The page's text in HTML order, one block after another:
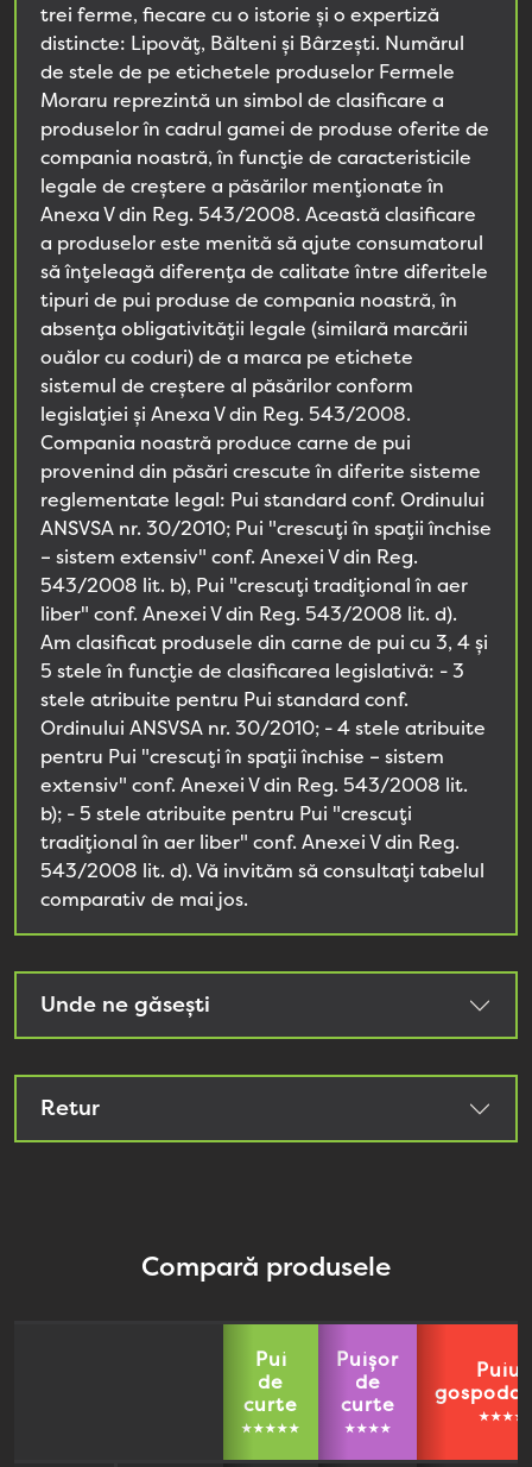
trei ferme, fiecare cu o istorie și o expertiză
distincte: Lipovăț, Bălteni și Bârzești. Numărul
de stele de pe etichetele produselor Fermele
Moraru reprezintă un simbol de clasificare a
produselor în cadrul gamei de produse oferite de
compania noastră, în funcție de caracteristicile
legale de creștere a păsărilor menționate în
Anexa V din Reg. 543/2008. Această clasificare
a produselor este menită să ajute consumatorul
să înțeleagă diferența de calitate între diferitele
tipuri de pui produse de compania noastră, în
absența obligativității legale (similară marcării
ouălor cu coduri) de a marca pe etichete
sistemul de creștere al păsărilor conform
legislației și Anexa V din Reg. 543/2008.
Compania noastră produce carne de pui
provenind din păsări crescute în diferite sisteme
reglementate legal: Pui standard conf. Ordinului
ANSVSA nr. 30/2010; Pui "crescuți în spații închise
– sistem extensiv" conf. Anexei V din Reg.
543/2008 lit. b), Pui "crescuți tradițional în aer
liber" conf. Anexei V din Reg. 543/2008 lit. d).
Am clasificat produsele din carne de pui cu 3, 4 și
5 stele în funcție de clasificarea legislativă: - 3
stele atribuite pentru Pui standard conf.
Ordinului ANSVSA nr. 30/2010; - 4 stele atribuite
pentru Pui "crescuți în spații închise – sistem
extensiv" conf. Anexei V din Reg. 543/2008 lit.
b); - 5 stele atribuite pentru Pui "crescuți
tradițional în aer liber" conf. Anexei V din Reg.
543/2008 lit. d). Vă invităm să consultați tabelul
comparativ de mai jos.
Unde ne găsești
Retur
Compară produsele
Pui
de
curte
★★★★★
Puișor
de
curte
★★★★
Puiul
★★★★